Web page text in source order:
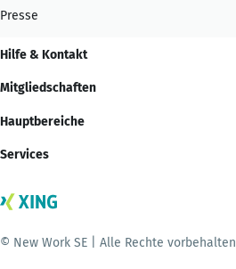
Presse
Hilfe & Kontakt
Mitgliedschaften
Hauptbereiche
Services
© New Work SE | Alle Rechte vorbehalten